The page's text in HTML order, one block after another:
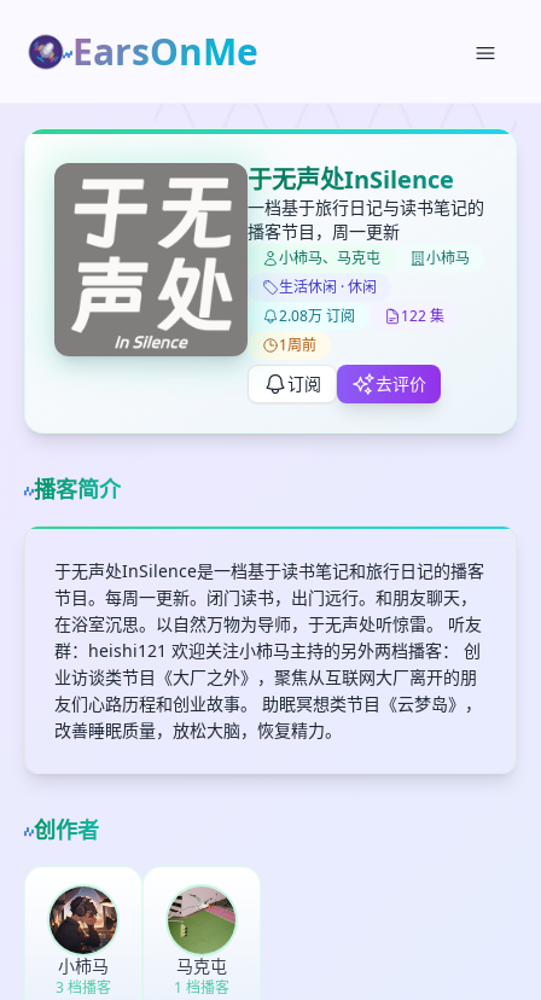
EarsOnMe
于无声处InSilence
一档基于旅行日记与读书笔记的
播客节目，周一更新
小柿马、马克屯
小柿马
生活休闲 · 休闲
2.08万 订阅
122 集
1周前
订阅 去评价
播客简介
于无声处InSilence是一档基于读书笔记和旅行日记的播客
节目。每周一更新。闭门读书，出门远行。和朋友聊天，
在浴室沉思。以自然万物为导师，于无声处听惊雷。 听友
群：heishi121 欢迎关注小柿马主持的另外两档播客： 创
业访谈类节目《大厂之外》，聚焦从互联网大厂离开的朋
友们心路历程和创业故事。 助眠冥想类节目《云梦岛》，
改善睡眠质量，放松大脑，恢复精力。
创作者
小柿马
3 档播客
马克屯
1 档播客
打分
键盘下留人
最长200字
删除确认
取消
加入播单
创建